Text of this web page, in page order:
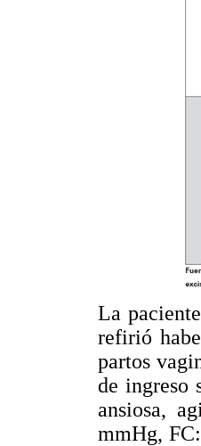
La
refirió
partos
de ingreso
ansiosa,
mmHg,